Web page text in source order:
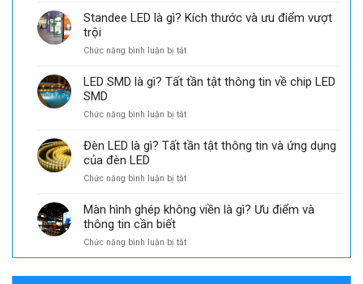
của
độ
màu
công
thị
hợp
các
tiện
cáo
hiệu
hiện
Standee LED là gì? Kích thước và ưu điểm vượt
trội
Chức năng bình luận bị tắtở
LED
là
Kích
và
ưu
vượt
LED SMD là gì? Tất tần tật thông tin về chip LED
SMD
Chức năng bình luận bị tắtở
SMD
là
Tất
thông
về
chip
Đèn LED là gì? Tất tần tật thông tin và ứng dụng
của đèn LED
Chức năng bình luận bị tắtở
là
Tất
tần
Màn hình ghép không viền là gì? Ưu điểm và
thông tin cần biết
Chức năng bình luận bị tắtở